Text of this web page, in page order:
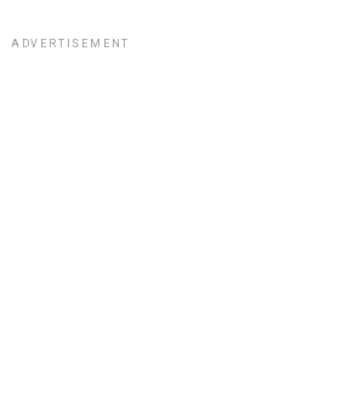
ADVERTISEMENT